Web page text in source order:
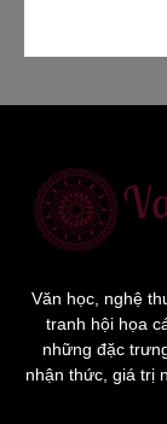
Văn học, nghệ
tranh hội họa
những đặc
nhận thức, giá trị